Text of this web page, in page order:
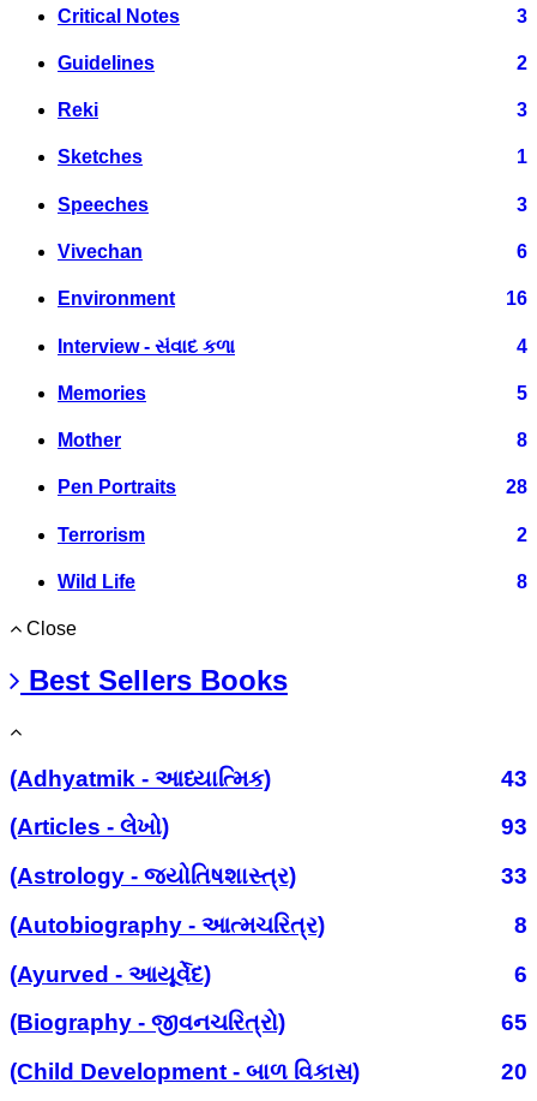
Critical Notes 3
Guidelines 2
Reki 3
Sketches 1
Speeches 3
Vivechan 6
Environment 16
Interview - સંવાદ કળા 4
Memories 5
Mother 8
Pen Portraits 28
Terrorism 2
Wild Life 8
Close
Best Sellers Books
(Adhyatmik - આધ્યાત્મિક)
43
(Articles - લેખો)
93
(Astrology - જ્યોતિષશાસ્ત્ર)
33
(Autobiography - આત્મચરિત્ર)
8
(Ayurved - આયૂર્વેદ)
6
(Biography - જીવનચરિત્રો)
65
(Child Development - બાળ વિકાસ)
20